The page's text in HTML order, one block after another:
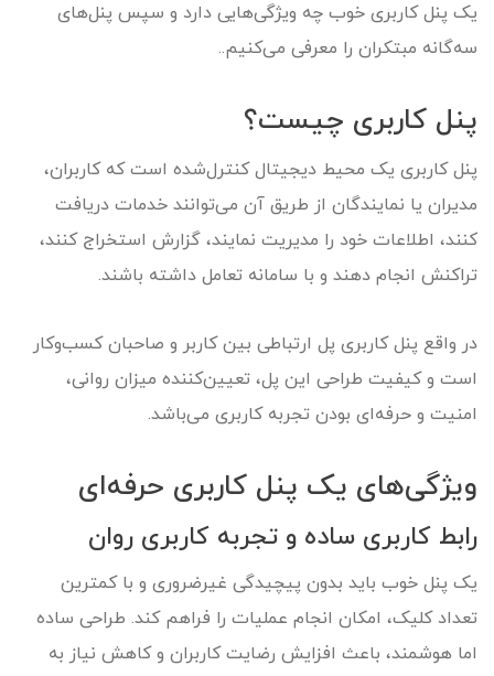
یک پنل کاربری خوب چه ویژگی‌هایی دارد و سپس پنل‌های
سه‌گانه مبتکران را معرفی می‌کنیم..
پنل کاربری چیست؟
پنل کاربری یک محیط دیجیتال کنترل‌شده است که کاربران،
مدیران یا نمایندگان از طریق آن می‌توانند خدمات دریافت
کنند، اطلاعات خود را مدیریت نمایند، گزارش استخراج کنند،
تراکنش انجام دهند و با سامانه تعامل داشته باشند.
در واقع پنل کاربری پل ارتباطی بین کاربر و صاحبان کسب‌وکار
است و کیفیت طراحی این پل، تعیین‌کننده میزان روانی،
امنیت و حرفه‌ای بودن تجربه کاربری می‌باشد.
ویژگی‌های یک پنل کاربری حرفه‌ای
رابط کاربری ساده و تجربه کاربری روان
یک پنل خوب باید بدون پیچیدگی غیرضروری و با کمترین
تعداد کلیک، امکان انجام عملیات را فراهم کند. طراحی ساده
اما هوشمند، باعث افزایش رضایت کاربران و کاهش نیاز به